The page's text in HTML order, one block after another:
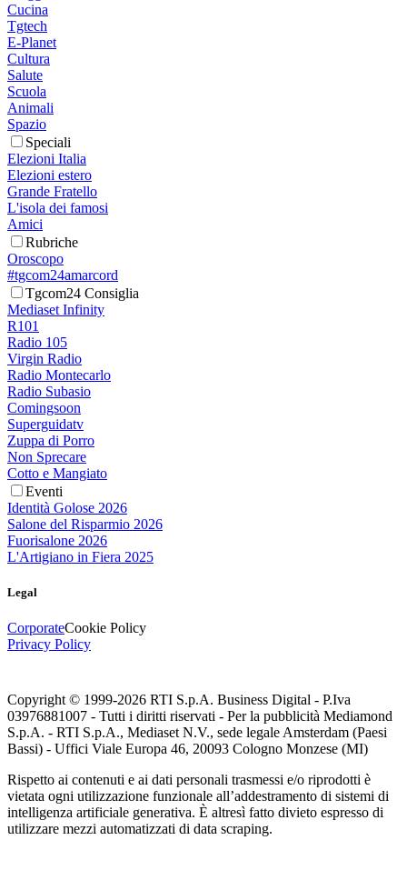
Cucina
Tgtech
E-Planet
Cultura
Salute
Scuola
Animali
Spazio
Speciali
Elezioni Italia
Elezioni estero
Grande Fratello
L'isola dei famosi
Amici
Rubriche
Oroscopo
#tgcom24amarcord
Tgcom24 Consiglia
Mediaset Infinity
R101
Radio 105
Virgin Radio
Radio Montecarlo
Radio Subasio
Comingsoon
Superguidatv
Zuppa di Porro
Non Sprecare
Cotto e Mangiato
Eventi
Identità Golose 2026
Salone del Risparmio 2026
Fuorisalone 2026
L'Artigiano in Fiera 2025
Legal
CorporateCookie Policy
Privacy Policy
Copyright © 1999-2026 RTI S.p.A. Business Digital - P.Iva
03976881007 - Tutti i diritti riservati - Per la pubblicità Mediamond
S.p.A. - RTI S.p.A., Mediaset N.V., sede legale Amsterdam (Paesi
Bassi) - Uffici Viale Europa 46, 20093 Cologno Monzese (MI)
Rispetto ai contenuti e ai dati personali trasmessi e/o riprodotti è
vietata ogni utilizzazione funzionale all’addestramento di sistemi di
intelligenza artificiale generativa. È altresì fatto divieto espresso di
utilizzare mezzi automatizzati di data scraping.